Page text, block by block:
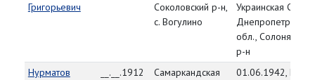
Григорьевич
Соколовский р-н,
с. Вогулино
Украинская ССР,
обл., Солонянский
р-н
Нурматов
__.__.1912
Самаркандская
01.06.1942, Кара-